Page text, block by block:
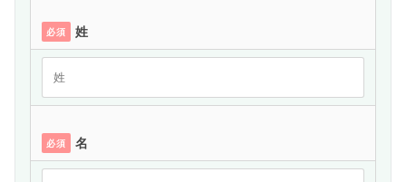
必須 姓
必須 名